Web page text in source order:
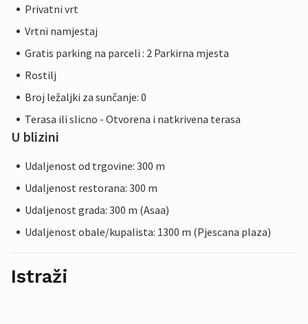
Privatni vrt
Vrtni namjestaj
Gratis parking na parceli : 2 Parkirna mjesta
Rostilj
Broj ležaljki za sunčanje: 0
Terasa ili slicno - Otvorena i natkrivena terasa
U blizini
Udaljenost od trgovine: 300 m
Udaljenost restorana: 300 m
Udaljenost grada: 300 m (Asaa)
Udaljenost obale/kupalista: 1300 m (Pjescana plaza)
Istraži